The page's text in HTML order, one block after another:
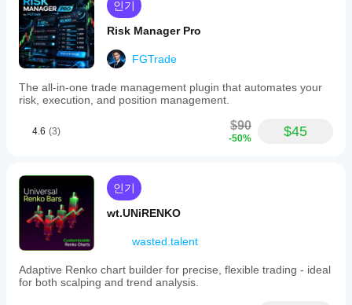
인기
Risk Manager Pro
FGTrade
The all-in-one trade management plugin that automates your
risk, execution, and position management.
4.6 (3) $90
-50% $45
인기
wt.UNiRENKO
wasted.talent
Adaptive Renko chart builder for precise, flexible trading - ideal
for both scalping and trend analysis.